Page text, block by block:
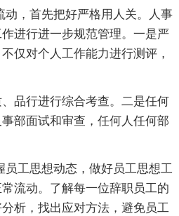
动，首先把好严格用人关。人事
进行进一步规范管理。一是严
仅对个人工作能力进行测评，
品行进行综合考查。二是任何
部面试和审查，任何人任何部
员工思想动态，做好员工思想工
流动。了解每一位辞职员工的
析，找出应对方法，避免员工